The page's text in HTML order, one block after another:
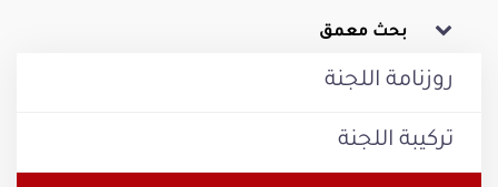
بحث معمق
روزنامة اللجنة
تركيبة اللجنة